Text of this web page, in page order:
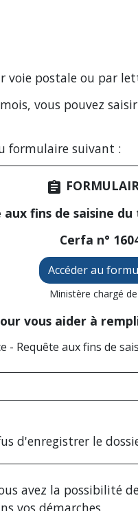
postale ou par
vous pouvez
formulaire suivant :
assignment
aux fins de saisine
Cerfa n°
Accéder au
Ministère chargé
vous aider à
- Requête aux fins de
d'enregistrer le
avez la possibilité